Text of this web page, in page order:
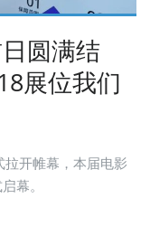
圆满结
展位我们
拉开帷幕，本届电影
幕。